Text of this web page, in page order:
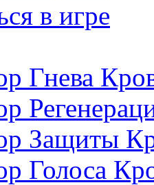
в игре
Гнева
Защиты
Голоса